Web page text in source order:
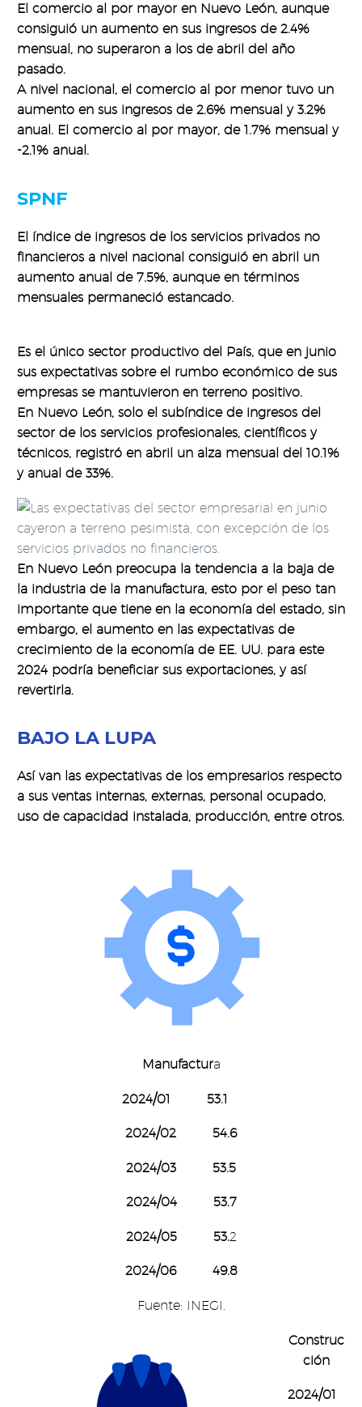
El comercio al por mayor en Nuevo León, aunque
consiguió un aumento en sus ingresos de 2.4%
mensual, no superaron a los de abril del año
pasado.
A nivel nacional, el comercio al por menor tuvo un
aumento en sus ingresos de 2.6% mensual y 3.2%
anual. El comercio al por mayor, de 1.7% mensual y
-2.1% anual.
SPNF
El índice de ingresos de los servicios privados no
financieros a nivel nacional consiguió en abril un
aumento anual de 7.5%, aunque en términos
mensuales permaneció estancado.
Es el único sector productivo del País, que en junio
sus expectativas sobre el rumbo económico de sus
empresas se mantuvieron en terreno positivo.
En Nuevo León, solo el subíndice de ingresos del
sector de los servicios profesionales, científicos y
técnicos, registró en abril un alza mensual del 10.1%
y anual de 33%.
En Nuevo León preocupa la tendencia a la baja de
la industria de la manufactura, esto por el peso tan
importante que tiene en la economía del estado, sin
embargo, el aumento en las expectativas de
crecimiento de la economía de EE. UU. para este
2024 podría beneficiar sus exportaciones, y así
revertirla.
BAJO LA LUPA
Así van las expectativas de los empresarios respecto
a sus ventas internas, externas, personal ocupado,
uso de capacidad instalada, producción, entre otros.
Manufactura
2024/01 53.1
2024/02 54.6
2024/03 53.5
2024/04 53.7
2024/05 53.2
2024/06 49.8
Fuente: INEGI.
Construc
ción
2024/01